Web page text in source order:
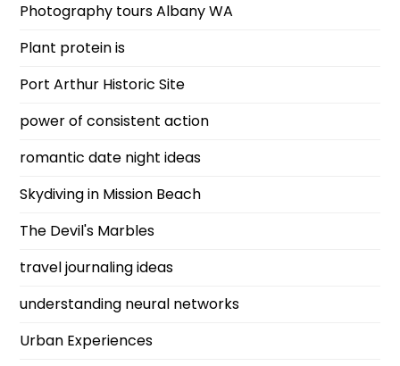
Photography tours Albany WA
Plant protein is
Port Arthur Historic Site
power of consistent action
romantic date night ideas
Skydiving in Mission Beach
The Devil's Marbles
travel journaling ideas
understanding neural networks
Urban Experiences